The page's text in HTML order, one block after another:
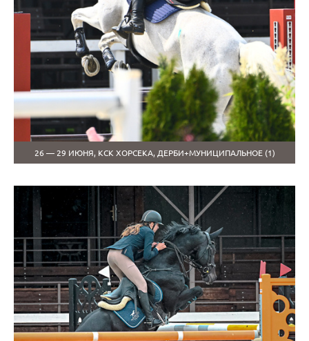
26 — 29 ИЮНЯ, КСК ХОРСЕКА, ДЕРБИ+МУНИЦИПАЛЬНОЕ (1)